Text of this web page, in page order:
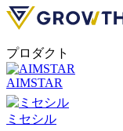
プロダクト
AIMSTAR
ミセシル